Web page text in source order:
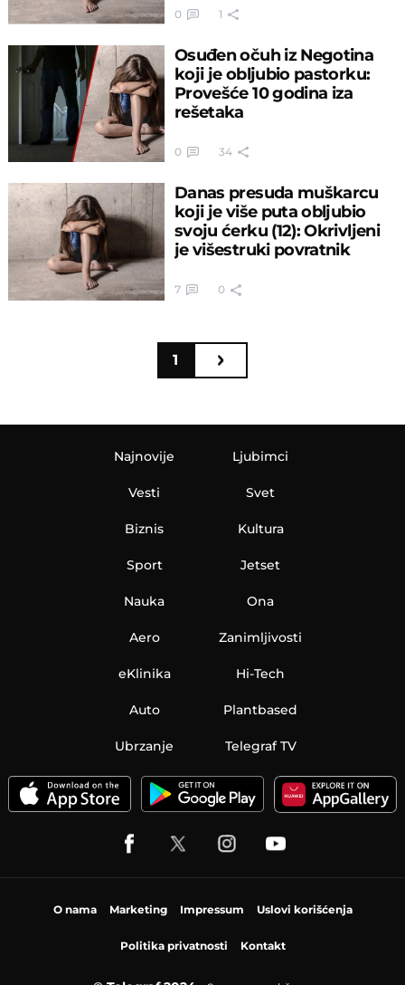
0 1
Osuđen očuh iz Negotina
koji je obljubio pastorku:
Provešće 10 godina iza
rešetaka
0 34
Danas presuda muškarcu
koji je više puta obljubio
svoju ćerku (12): Okrivljeni
je višestruki povratnik
7 0
1
Najnovije
Vesti
Biznis
Sport
Nauka
Aero
Ljubimci
Svet
Kultura
Jetset
Ona
Zanimljivosti
eKlinika Hi-Tech
Auto Plantbased
Ubrzanje Telegraf TV
O nama Marketing Impressum Uslovi korišćenja
Politika privatnosti Kontakt